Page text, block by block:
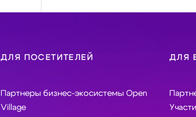
ДЛЯ ПОСЕТИТЕЛЕЙ
Партнеры бизнес-экосистемы Open
Village
ДЛЯ